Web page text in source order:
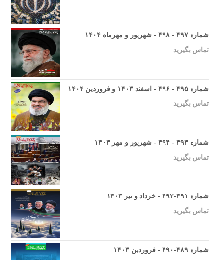
شماره ۴۹۷ - ۴۹۸ - شهریور و مهرماه ۱۴۰۴
تماس بگیرید
شماره ۴۹۵ - ۴۹۶ - اسفند ۱۴۰۳ و فروردین ۱۴۰۴
تماس بگیرید
شماره ۴۹۳ - ۴۹۴ - شهریور و مهر ۱۴۰۳
تماس بگیرید
شماره ۴۹۱-۴۹۲ - خرداد و تیر ۱۴۰۳
تماس بگیرید
شماره ۴۸۹-۴۹۰ - فروردین ۱۴۰۳